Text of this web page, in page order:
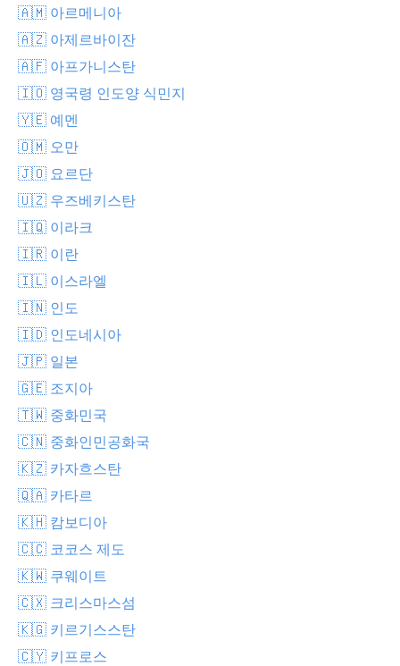
🇦🇲 아르메니아
🇦🇿 아제르바이잔
🇦🇫 아프가니스탄
🇮🇴 영국령 인도양 식민지
🇾🇪 예멘
🇴🇲 오만
🇯🇴 요르단
🇺🇿 우즈베키스탄
🇮🇶 이라크
🇮🇷 이란
🇮🇱 이스라엘
🇮🇳 인도
🇮🇩 인도네시아
🇯🇵 일본
🇬🇪 조지아
🇹🇼 중화민국
🇨🇳 중화인민공화국
🇰🇿 카자흐스탄
🇶🇦 카타르
🇰🇭 캄보디아
🇨🇨 코코스 제도
🇰🇼 쿠웨이트
🇨🇽 크리스마스섬
🇰🇬 키르기스스탄
🇨🇾 키프로스